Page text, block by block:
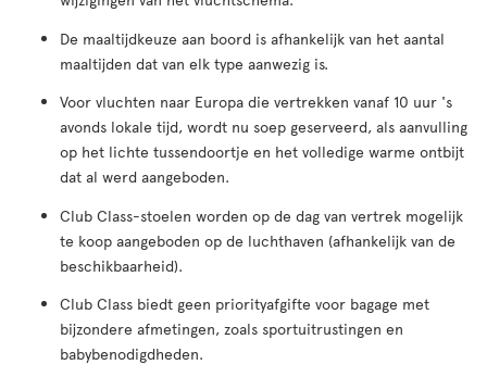
De maaltijdkeuze aan boord is afhankelijk van het aantal
maaltijden dat van elk type aanwezig is.
Voor vluchten naar Europa die vertrekken vanaf 10 uur 's
avonds lokale tijd, wordt nu soep geserveerd, als aanvulling
op het lichte tussendoortje en het volledige warme ontbijt
dat al werd aangeboden.
Club Class-stoelen worden op de dag van vertrek mogelijk
te koop aangeboden op de luchthaven (afhankelijk van de
beschikbaarheid).
Club Class biedt geen priorityafgifte voor bagage met
bijzondere afmetingen, zoals sportuitrustingen en
babybenodigdheden.